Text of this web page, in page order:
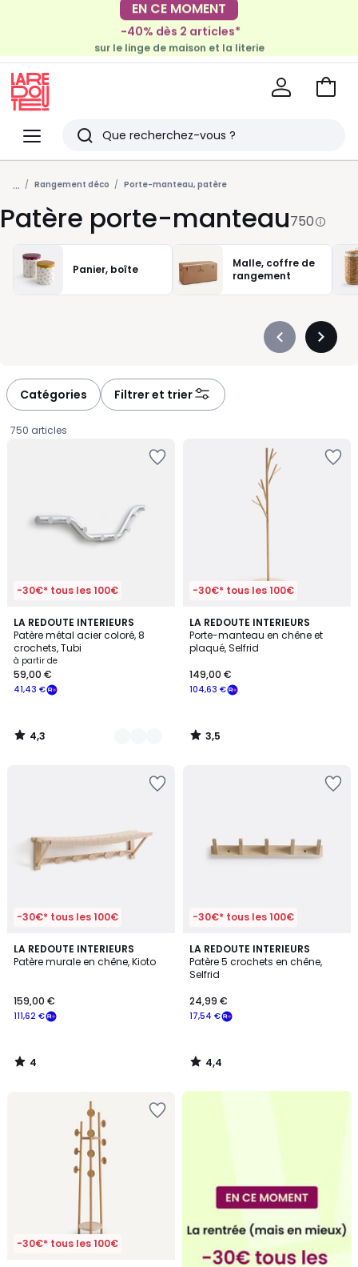
EN CE MOMENT
-30€ tous les 100€*
-40% dès 2 articles*
sur le linge de maison et la literie
Menu
Redoute
Rechercher
Derniers
articles
vus
Voir
... Rangement déco Porte-manteau, patère
Patère porte-manteau750
Panier, boîte
Malle, coffre de
rangement
Précédent
Catégories Filtrer et trier
750 articles
-30€* tous les 100€
LA REDOUTE INTERIEURS
Patère métal acier coloré, 8
crochets, Tubi
Prix
à
partir
59,00
€
payer
€.
à partir de
41,43 €
59,00 €
4,3
/ 5
6
Couleurs
4,3
/
-30€* tous les 100€
LA REDOUTE INTERIEURS
Porte-manteau en chêne et
plaqué, Selfrid
104,63 €
149,00 €
3,5
/ 5
3,5
/
-30€* tous les 100€
LA REDOUTE INTERIEURS
Patère murale en chêne, Kioto
111,62 €
159,00 €
4
/
4
/
-30€* tous les 100€
LA REDOUTE INTERIEURS
Patère 5 crochets en chêne,
Selfrid
17,54 €
24,99 €
4,4
/ 5
4,4
/
-30€* tous les 100€